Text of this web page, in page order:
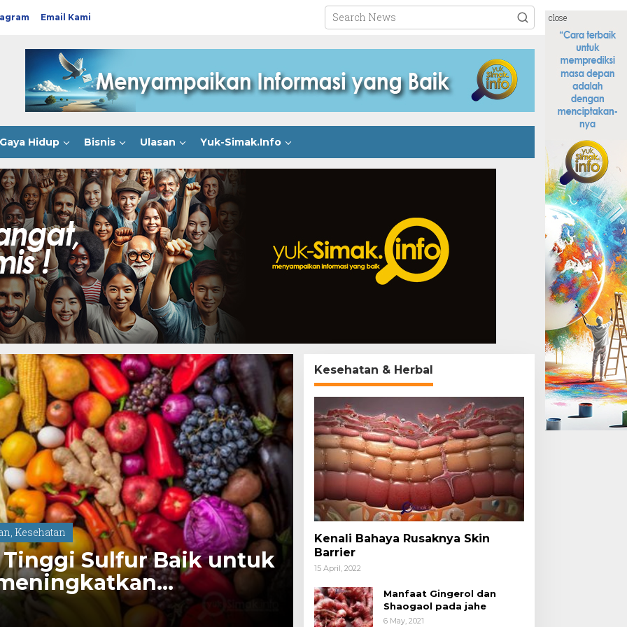
Email Kami
Hidup Bisnis Ulasan Yuk-Simak.Info
close
, Kesehatan
Tinggi Sulfur Baik untuk
Kesehatan & Herbal
Kenali Bahaya Rusaknya Skin
Barrier
15 April, 2022
Manfaat Gingerol dan
Shaogaol pada jahe
6 May, 2021